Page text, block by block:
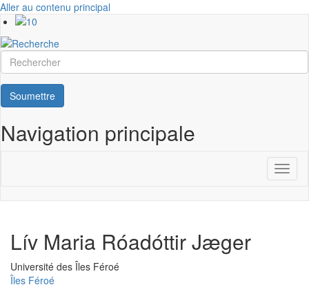
Aller au contenu principal
Rechercher
Soumettre
Navigation principale
Lív Maria Róadóttir Jæger
Université
Université des Îles Féroé
Îles Féroé